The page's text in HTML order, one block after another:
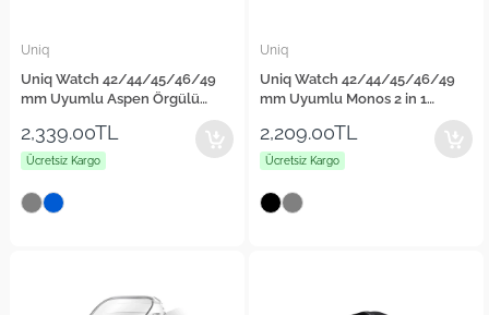
Uniq
Uniq Watch 42/44/45/46/49
mm Uyumlu Aspen Örgülü
2,339.00TL
Ücretsiz Kargo
Uniq
Uniq Watch 42/44/45/46/49
mm Uyumlu Monos 2 in 1
2,209.00TL
Ücretsiz Kargo